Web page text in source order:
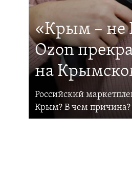
«Крым – не
Ozon
на
Российский
Крым? В чем причина?